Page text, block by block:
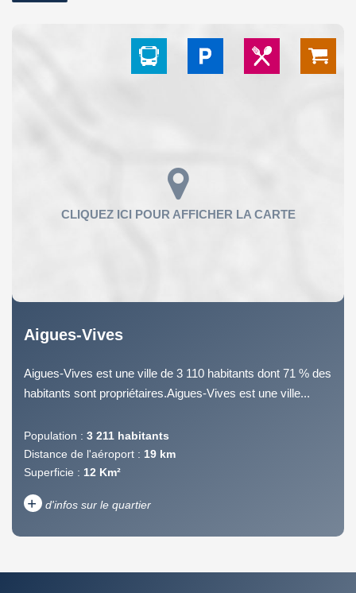
Aigues-Vives
Aigues-Vives est une ville de 3 110 habitants dont 71 % des
habitants sont propriétaires.Aigues-Vives est une ville...
Population : 3 211 habitants
Distance de l'aéroport : 19 km
Superficie : 12 Km²
+ d'infos sur le quartier